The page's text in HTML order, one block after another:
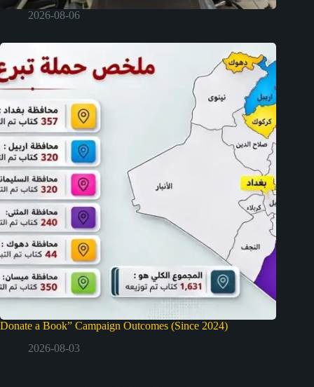
2026-08-06
Donate a Book” Campaign Outcomes (Since 2024)
2026-08-03